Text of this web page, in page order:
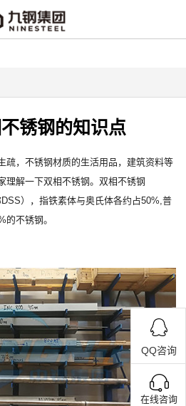
锈钢的知识点
，不锈钢材质的生活用品，建筑资料等
理解一下双相不锈钢。双相不锈钢
），指铁素体与奥氏体各约占50%,普
不锈钢。
QQ咨询
在线咨询